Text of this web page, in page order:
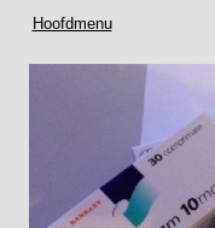
Hoofdmenu